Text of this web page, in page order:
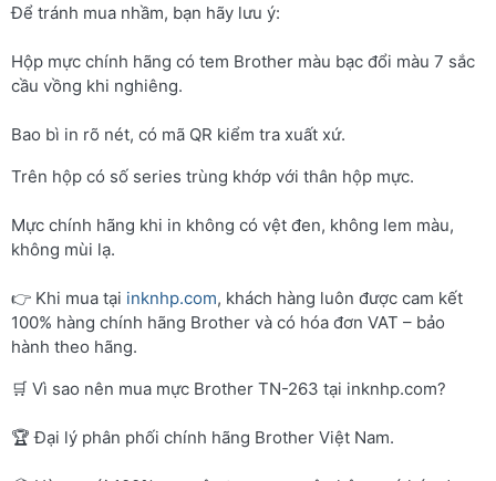
Để tránh mua nhầm, bạn hãy lưu ý:
Hộp mực chính hãng có tem Brother màu bạc đổi màu 7 sắc
cầu vồng khi nghiêng.
Bao bì in rõ nét, có mã QR kiểm tra xuất xứ.
Trên hộp có số series trùng khớp với thân hộp mực.
Mực chính hãng khi in không có vệt đen, không lem màu,
không mùi lạ.
👉 Khi mua tại inknhp.com, khách hàng luôn được cam kết
100% hàng chính hãng Brother và có hóa đơn VAT – bảo
hành theo hãng.
🛒 Vì sao nên mua mực Brother TN-263 tại inknhp.com?
🏆 Đại lý phân phối chính hãng Brother Việt Nam.